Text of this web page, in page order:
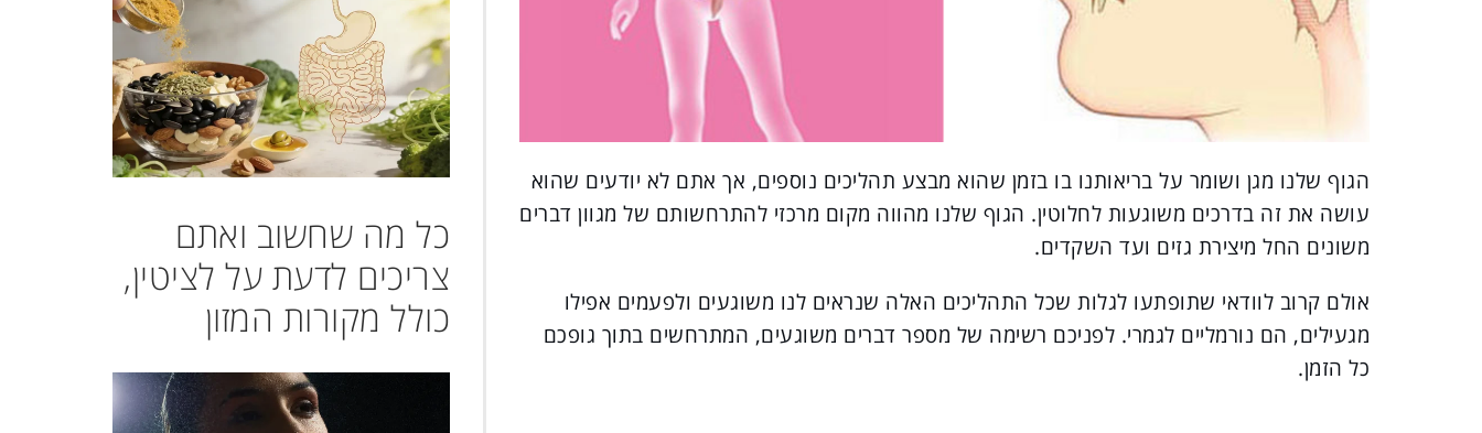
הגוף שלנו מגן ושומר על בריאותנו בו בזמן שהוא מבצע תהליכים נוספים, אך אתם לא יודעים שהוא
עושה את זה בדרכים משוגעות לחלוטין. הגוף שלנו מהווה מקום מרכזי להתרחשותם של מגוון דברים
משונים החל מיצירת גזים ועד השקדים.
אולם קרוב לוודאי שתופתעו לגלות שכל התהליכים האלה שנראים לנו משוגעים ולפעמים אפילו
מגעילים, הם נורמליים לגמרי. לפניכם רשימה של מספר דברים משוגעים, המתרחשים בתוך גופכם
כל הזמן.
כל מה שחשוב ואתם
צריכים לדעת על לציטין,
כולל מקורות המזון